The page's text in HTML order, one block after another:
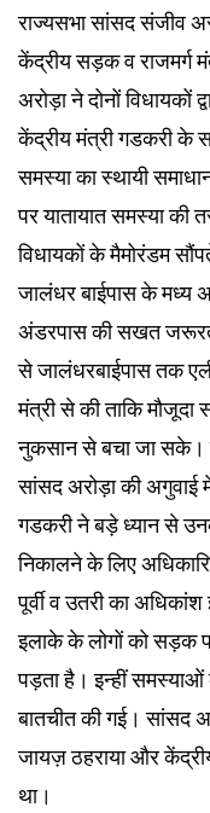
राज्यसभा सांसद संजीव
केंद्रीय सड़क व राजमर्ग
अरोड़ा ने दोनों विधायकों
केंद्रीय मंत्री गडकरी के
समस्या का स्थायी
पर यातायात समस्या की
विधायकों के मैमोरंडम
जालंधर बाईपास के मध्य
अंडरपास की सखत
से जालंधरबाईपास तक
मंत्री से की ताकि मौजूदा
नुकसान से बचा जा सके।
सांसद अरोड़ा की अगुवाई
गडकरी ने बड़े ध्यान से
निकालने के लिए
पूर्वी व उतरी का
इलाके के लोगों को सड़क
पड़ता है। इन्हीं
बातचीत की गई। सांसद
जायज़ ठहराया और
था।